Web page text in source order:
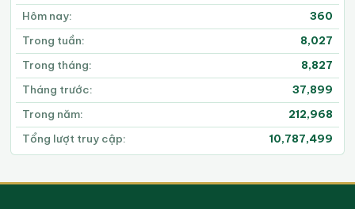
Hôm nay:
360
Trong tuần:
8,027
Trong tháng:
8,827
Tháng trước:
37,899
Trong năm:
212,968
Tổng lượt truy cập:
10,787,499